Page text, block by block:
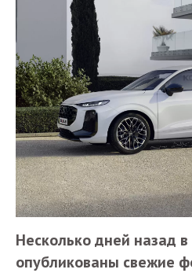
Несколько дней назад
опубликованы свежие